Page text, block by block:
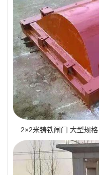
2×2米铸铁闸门 大型规